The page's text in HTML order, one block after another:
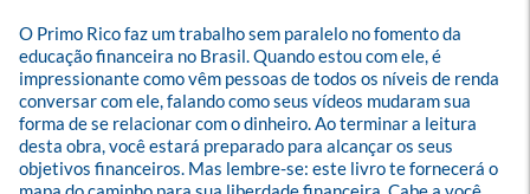
O Primo Rico faz um trabalho sem paralelo no fomento da
educação financeira no Brasil. Quando estou com ele, é
impressionante como vêm pessoas de todos os níveis de renda
conversar com ele, falando como seus vídeos mudaram sua
forma de se relacionar com o dinheiro. Ao terminar a leitura
desta obra, você estará preparado para alcançar os seus
objetivos financeiros. Mas lembre-se: este livro te fornecerá o